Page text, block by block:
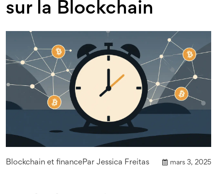
sur la Blockchain
Blockchain et financePar Jessica Freitas mars 3, 2025